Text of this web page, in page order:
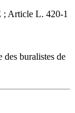
Article L. 420-1
des buralistes de